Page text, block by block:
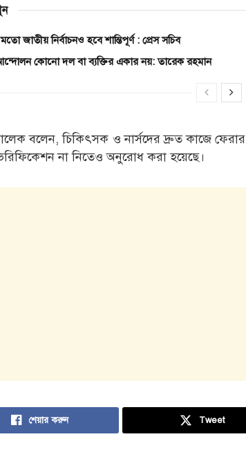
জাতীয় নির্বাচনও হবে শান্তিপূর্ণ : প্রেস সচিব
কোনো দল বা ব্যক্তির একার নয়: তারেক রহমান
বলেন, চিকিৎসক ও নার্সদের দ্রুত কাজে
না নিতেও অনুরোধ করা হয়েছে।
শেয়ার করুন Tweet